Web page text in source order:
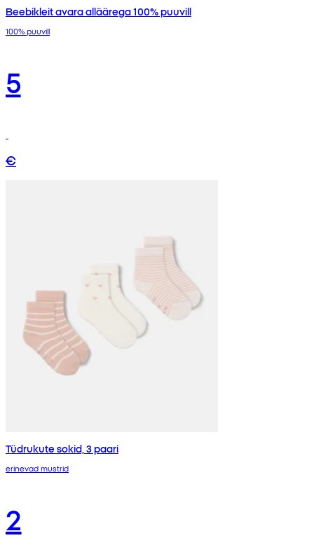
Beebikleit avara alläärega 100% puuvill
100% puuvill
5
€
Tüdrukute sokid, 3 paari
erinevad mustrid
2